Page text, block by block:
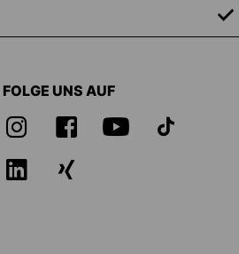
FOLGE UNS AUF